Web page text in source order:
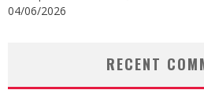
04/06/2026
RECENT